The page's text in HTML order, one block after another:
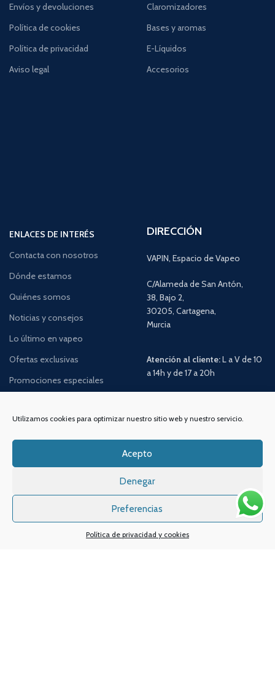
Utilizamos cookies para optimizar nuestro sitio web y nuestro servicio.
Acepto
Denegar
Preferencias
Política de privacidad y cookies
Envíos y devoluciones
Política de cookies
Política de privacidad
Aviso legal
Claromizadores
Bases y aromas
E-Líquidos
Accesorios
ENLACES DE INTERÉS
Contacta con nosotros
Dónde estamos
Quiénes somos
Noticias y consejos
Lo último en vapeo
Ofertas exclusivas
Promociones especiales
DIRECCIÓN
VAPIN, Espacio de Vapeo
C/Alameda de San Antón,
38, Bajo 2,
30205, Cartagena,
Murcia
Atención al cliente:L a V de 10
a 14h y de 17 a 20h
info